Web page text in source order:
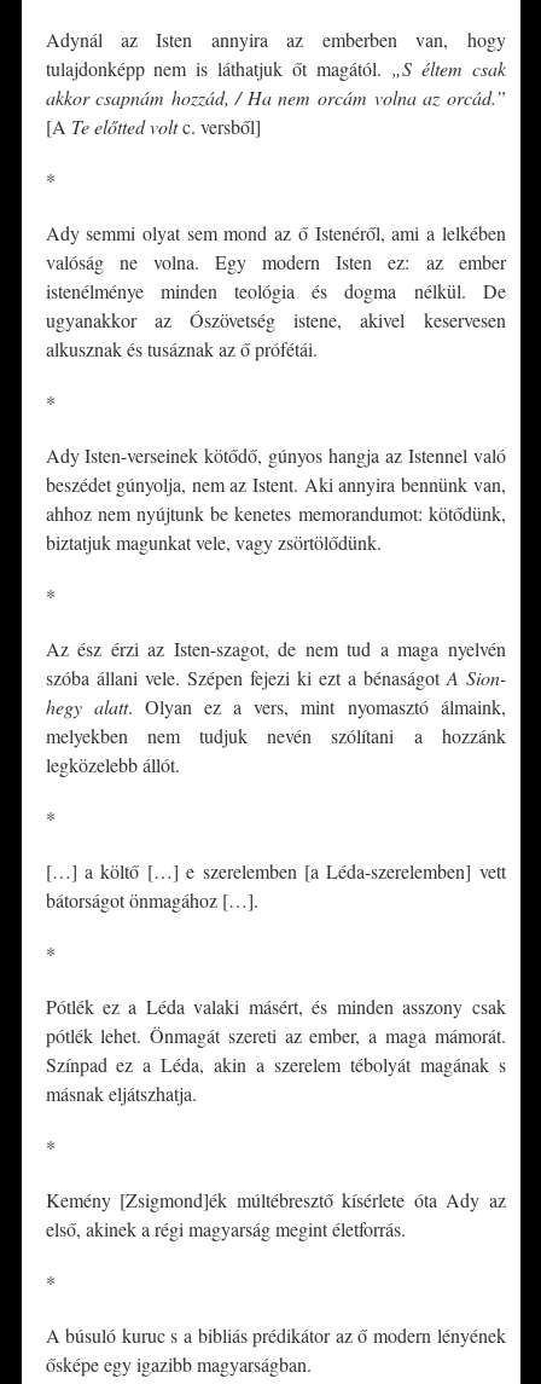
Adynál az Isten annyira az emberben van, hogy
tulajdonképp nem is láthatjuk őt magától. „S éltem csak
akkor csapnám hozzád, / Ha nem orcám volna az orcád.”
[A Te előtted voltc. versből]
*
Ady semmi olyat sem mond az ő Istenéről, ami a lelkében
valóság ne volna. Egy modern Isten ez: az ember
istenélménye minden teológia és dogma nélkül. De
ugyanakkor az Ószövetség istene, akivel keservesen
alkusznak és tusáznak az ő prófétái.
*
Ady Isten-verseinek kötődő, gúnyos hangja az Istennel való
beszédet gúnyolja, nem az Istent. Aki annyira bennünk van,
ahhoz nem nyújtunk be kenetes memorandumot: kötődünk,
biztatjuk magunkat vele, vagy zsörtölődünk.
*
Az ész érzi az Isten-szagot, de nem tud a maga nyelvén
szóba állani vele. Szépen fejezi ki ezt a bénaságot A Sion-
hegy alatt. Olyan ez a vers, mint nyomasztó álmaink,
melyekben nem tudjuk nevén szólítani a hozzánk
legközelebb állót.
*
[…] a költő […] e szerelemben [a Léda-szerelemben] vett
bátorságot önmagához […].
*
Pótlék ez a Léda valaki másért, és minden asszony csak
pótlék lehet. Önmagát szereti az ember, a maga mámorát.
Színpad ez a Léda, akin a szerelem tébolyát magának s
másnak eljátszhatja.
*
Kemény [Zsigmond]ék múltébresztő kísérlete óta Ady az
első, akinek a régi magyarság megint életforrás.
*
A búsuló kuruc s a bibliás prédikátor az ő modern lényének
ősképe egy igazibb magyarságban.